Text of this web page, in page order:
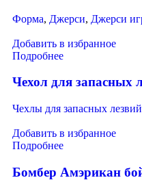
Форма, Джерси, Джерси
Добавить в избранное
Подробнее
Чехол для запасных
Чехлы для запасных лезвий
Добавить в избранное
Подробнее
Бомбер Амэрикан